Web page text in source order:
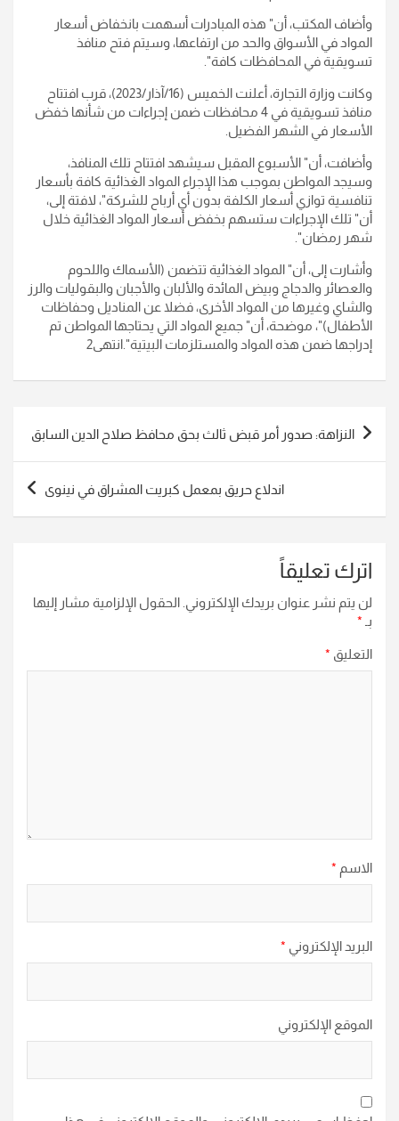
وأضاف المكتب، أن" هذه المبادرات أسهمت بانخفاض أسعار
المواد في الأسواق والحد من ارتفاعها، وسيتم فتح منافذ
تسويقية في المحافظات كافة".
وكانت وزارة التجارة، أعلنت الخميس (16/آذار/2023)، قرب افتتاح
منافذ تسويقية في 4 محافظات ضمن إجراءات من شأنها خفض
الأسعار في الشهر الفضيل.
وأضافت، أن" الأسبوع المقبل سيشهد افتتاح تلك المنافذ،
وسيجد المواطن بموجب هذا الإجراء المواد الغذائية كافة بأسعار
تنافسية توازي أسعار الكلفة بدون أي أرباح للشركة"، لافتة إلى،
أن" تلك الإجراءات ستسهم بخفض أسعار المواد الغذائية خلال
شهر رمضان".
وأشارت إلى، أن" المواد الغذائية تتضمن (الأسماك واللحوم
والعصائر والدجاج وبيض المائدة والألبان والأجبان والبقوليات والرز
والشاي وغيرها من المواد الأخرى، فضلا عن المناديل وحفاظات
الأطفال)"، موضحة، أن" جميع المواد التي يحتاجها المواطن تم
إدراجها ضمن هذه المواد والمستلزمات البيتية".انتهى2
تصفّح
المقالات
النزاهة: صدور أمر قبض ثالث بحق محافظ صلاح الدين السابق
اندلاع حريق بمعمل كبريت المشراق في نينوى
اترك تعليقاً
لن يتم نشر عنوان بريدك الإلكتروني. الحقول الإلزامية مشار إليها
بـ *
التعليق *
الاسم *
البريد الإلكتروني *
الموقع الإلكتروني